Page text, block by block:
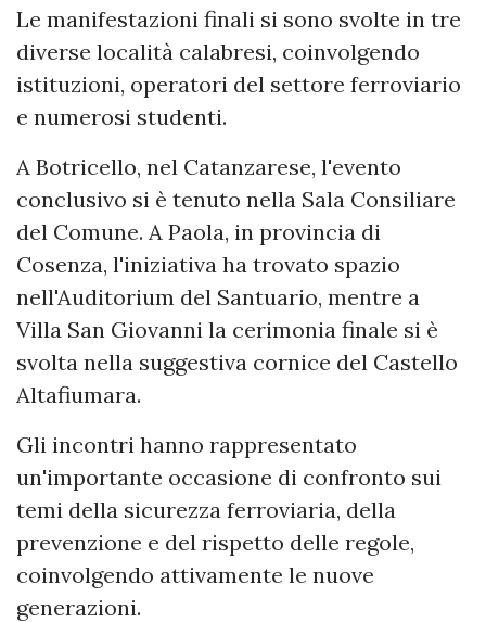
Le manifestazioni finali si sono svolte in tre
diverse località calabresi, coinvolgendo
istituzioni, operatori del settore ferroviario
e numerosi studenti.
A Botricello, nel Catanzarese, l'evento
conclusivo si è tenuto nella Sala Consiliare
del Comune. A Paola, in provincia di
Cosenza, l'iniziativa ha trovato spazio
nell'Auditorium del Santuario, mentre a
Villa San Giovanni la cerimonia finale si è
svolta nella suggestiva cornice del Castello
Altafiumara.
Gli incontri hanno rappresentato
un'importante occasione di confronto sui
temi della sicurezza ferroviaria, della
prevenzione e del rispetto delle regole,
coinvolgendo attivamente le nuove
generazioni.